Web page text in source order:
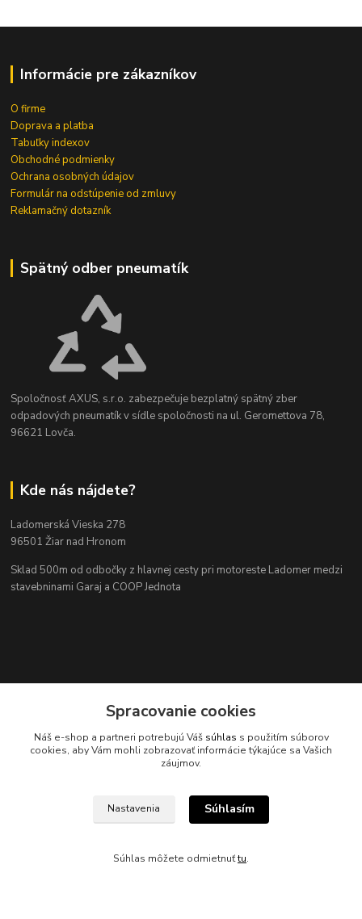
Informácie pre zákazníkov
O firme
Doprava a platba
Tabuľky indexov
Obchodné podmienky
Ochrana osobných údajov
Formulár na odstúpenie od zmluvy
Reklamačný dotazník
Spätný odber pneumatík
Spoločnosť AXUS, s.r.o. zabezpečuje bezplatný spätný zber
odpadových pneumatík v sídle spoločnosti na ul. Geromettova 78,
96621 Lovča.
Kde nás nájdete?
Ladomerská Vieska 278
96501 Žiar nad Hronom
Sklad 500m od odbočky z hlavnej cesty pri motoreste Ladomer medzi
stavebninami Garaj a COOP Jednota
Kontakty
Spracovanie cookies
Náš e-shop a partneri potrebujú Váš súhlas s použitím súborov
cookies, aby Vám mohli zobrazovať informácie týkajúce sa Vašich
záujmov.
Nastavenia Súhlasím
Súhlas môžete odmietnuťtu.